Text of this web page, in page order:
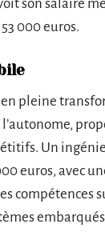
son salaire
000 euros.
en pleine
l’autonome,
Un
euros, avec
compétences